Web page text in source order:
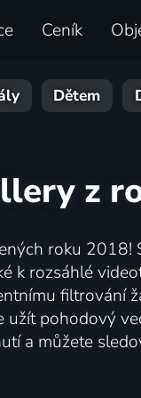
Ceník
Dětem
z
roku 2018!
k rozsáhlé
filtrování
pohodový
a můžete